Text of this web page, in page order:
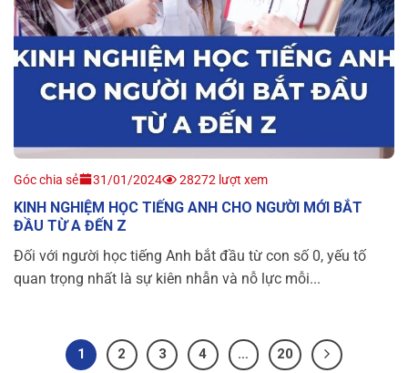
Góc chia sẻ 31/01/2024 28272 lượt xem
KINH NGHIỆM HỌC TIẾNG ANH CHO NGƯỜI MỚI BẮT
ĐẦU TỪ A ĐẾN Z
Đối với người học tiếng Anh bắt đầu từ con số 0, yếu tố
quan trọng nhất là sự kiên nhẫn và nỗ lực mỗi...
1 2 3 4 … 20